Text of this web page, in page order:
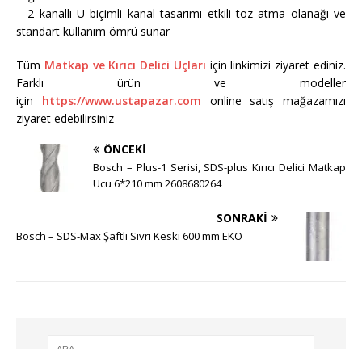
– 2 kanallı U biçimli kanal tasarımı etkili toz atma olanağı ve
standart kullanım ömrü sunar
Tüm Matkap ve Kırıcı Delici Uçları için linkimizi ziyaret ediniz.
Farklı ürün ve modeller
için https://www.ustapazar.com online satış mağazamızı
ziyaret edebilirsiniz
ÖNCEKI
Bosch – Plus-1 Serisi, SDS-plus Kırıcı Delici Matkap
Ucu 6*210 mm 2608680264
SONRAKI
Bosch – SDS-Max Şaftlı Sivri Keski 600 mm EKO